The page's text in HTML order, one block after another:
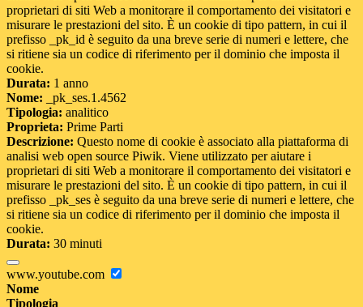
proprietari di siti Web a monitorare il comportamento dei visitatori e
misurare le prestazioni del sito. È un cookie di tipo pattern, in cui il
prefisso _pk_id è seguito da una breve serie di numeri e lettere, che
si ritiene sia un codice di riferimento per il dominio che imposta il
cookie.
Durata: 1 anno
Nome: _pk_ses.1.4562
Tipologia: analitico
Proprieta: Prime Parti
Descrizione: Questo nome di cookie è associato alla piattaforma di
analisi web open source Piwik. Viene utilizzato per aiutare i
proprietari di siti Web a monitorare il comportamento dei visitatori e
misurare le prestazioni del sito. È un cookie di tipo pattern, in cui il
prefisso _pk_ses è seguito da una breve serie di numeri e lettere, che
si ritiene sia un codice di riferimento per il dominio che imposta il
cookie.
Durata: 30 minuti
www.youtube.com
Nome
Tipologia